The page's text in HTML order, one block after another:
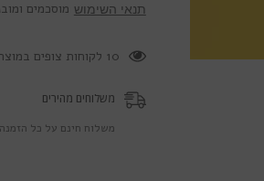
מוסכמים תנאי השימוש
14 לקוחות צופים במוצר זה כעת
משלוחים מהירים
משלוח חינם על כל הזמנה